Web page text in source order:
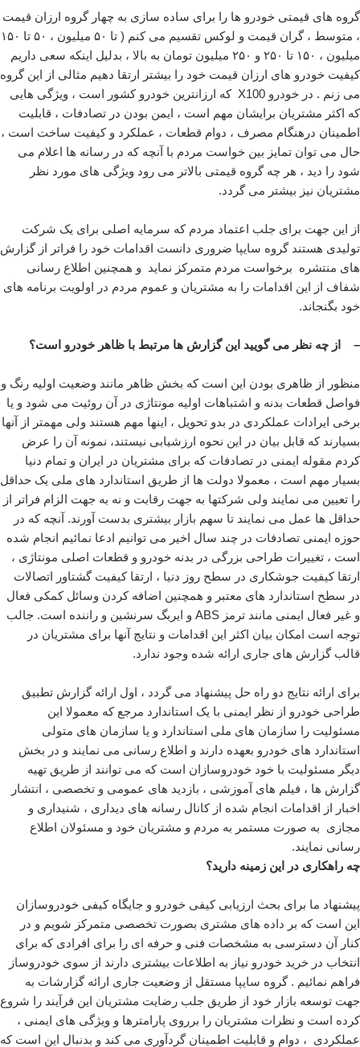
گروه های قیمتی خودرو ها را برای ساده سازی به چهار گروه ارزان قیمت
، متوسط ، گران قیمت و لوکس تقسیم می کنم ( تا ۵۰ میلیون ، ۵۰ تا ۱۵۰
میلیون ، ۱۵۰ تا ۲۵۰ و ۲۵۰ میلیون تومان به بالا ، بدلیل اینکه سعی داریم
کیفیت خودرو های ارزان قیمت خود را بیشتر ارتقا دهیم مثالی از این گروه
می زنم . در خودرو X100 که ارزانترین خودرو کشور است ، ویژگی هایی
که اکثر مشتریان برایشان مهم است ، ایمن بودن در تصادفات ، قابلیت
اطمینان درهنگام مصرف ، دوام قطعات ، عملکرد و کیفیت ساخت است ،
حال می توان تمایز بین خواست مردم با آنچه که در رسانه ها اعلام می
شود را دید ، هر چه گروه قیمتی بالاتر می رود ویژگی های مورد نظر
مشتریان نیز بیشتر می گردد.
از این جهت برای جلب اعتماد مردم که سرمایه اصلی برای یک شرکت
تولیدی هستند گروه سایپا ضروری دانست اقدامات خود را فراتر از گزارش
های منتشره برخواست مردم متمرکز نماید و همچنین اطلاع رسانی
شفاف از این اقدامات را به مشتریان و عموم مردم در اولویت برنامه های
خود بگنجاند.
– از چه نظر می گویید این گزارش ها مرتبط با ظاهر خودرو است؟
منظور از ظاهری بودن این است که بخش ظاهر مانند وضعیت اولیه رنگ و
فواصل قطعات بدنه و اشتباهات اولیه مونتاژی در آن روئیت می شود و یا
برخی ایرادات عملکردی در بدو تحویل ، اینها مهم هستند ولی مهمتر از آنها
بسیارند که قابل بیان در این نحوه ارزشیابی نیستند، نمونه آن را عرض
کردم مقوله ایمنی در تصادفات که برای مشتریان در ایران و تمام دنیا
بسیار مهم است ، معمولا دولت ها از طریق استاندارد های ملی یک حداقل
را تعیین می نمایند ولی شرکتها به جهت رقابت و نه به جهت الزام فراتر از
حداقل ها عمل می نمایند تا سهم بازار بیشتری بدست آورند. آنچه که در
حوزه ایمنی تصادفات در چند سال اخیر می توانیم ادعا نمائیم انجام شده
است ، تغییرات طراحی بزرگی در بدنه خودرو و قطعات اصلی مونتاژی ،
ارتقا کیفیت جوشکاری در سطح روز دنیا ، ارتقا کیفیت گشتاور اتصالات
در سطح استاندارد های معتبر و همچنین اضافه کردن وسائل کمکی فعال
و غیر فعال ایمنی مانند ترمز ABS و ایربگ سرنشین و راننده است. جالب
توجه است امکان بیان اکثر این اقدامات و نتایج آنها برای مشتریان در
قالب گزارش های جاری ارائه شده وجود ندارد.
برای ارائه نتایج دو راه حل پیشنهاد می گردد ، اول ارائه گزارش تطبیق
طراحی خودرو از نظر ایمنی با یک استاندارد مرجع که معمولا این
مسئولیت را سازمان های ملی استاندارد و یا سازمان های متولی
استاندارد های خودرو بعهده دارند و اطلاع رسانی می نمایند و در بخش
دیگر مسئولیت با خود خودروسازان است که می توانند از طریق تهیه
گزارش ها ، فیلم های آموزشی ، بازدید های عمومی و تخصصی ، انتشار
اخبار از اقدامات انجام شده از کانال رسانه های دیداری ، شنیداری و
مجازی به صورت مستمر به مردم و مشتریان خود و مسئولان اطلاع
رسانی نمایند.
چه راهکاری در این زمینه دارید؟
پیشنهاد ما برای بحث ارزیابی کیفی خودرو و جایگاه کیفی خودروسازان
این است که بر داده های مشتری بصورت تخصصی متمرکز شویم و در
کنار آن دسترسی به مشخصات فنی و حرفه ای را برای افرادی که برای
انتخاب در خرید خودرو نیاز به اطلاعات بیشتری دارند از سوی خودروساز
فراهم نمائیم . گروه سایپا مستقل از وضعیت جاری ارائه گزارشات به
جهت توسعه بازار خود از طریق جلب رضایت مشتریان این فرآیند را شروع
کرده است و نظرات مشتریان را برروی پارامترها و ویژگی های ایمنی ،
عملکردی ، دوام و قابلیت اطمینان گردآوری می کند و بدنبال این است که